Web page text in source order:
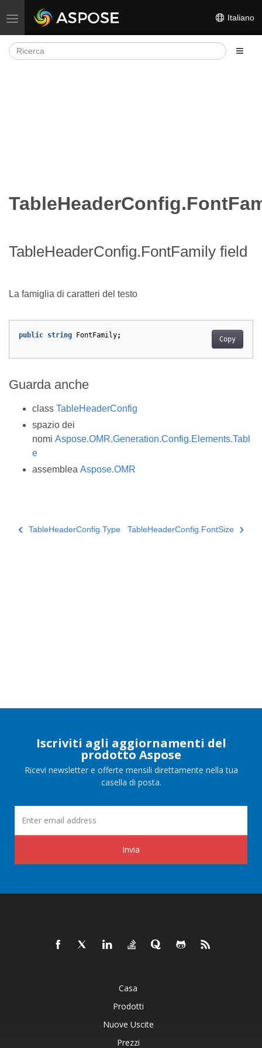
Attiva/disattiva la navigazione Italiano
TableHeaderConfig.FontFamily field
La famiglia di caratteri del testo
Copy
public string FontFamily;
Guarda anche
class TableHeaderConfig
spazio dei
nomi Aspose.OMR.Generation.Config.Elements.Tabl
e
assemblea Aspose.OMR
TableHeaderConfig.Type TableHeaderConfig.FontSize
Iscriviti agli aggiornamenti del
prodotto Aspose
Ricevi newsletter e offerte mensili direttamente nella tua
casella di posta.
Invia
Casa
Prodotti
Nuove Uscite
Prezzi